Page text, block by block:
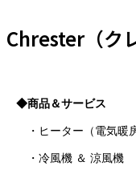
Chrester（ク
◆商品＆サービス
・ヒーター（電気暖
・冷風機 ＆ 涼風機